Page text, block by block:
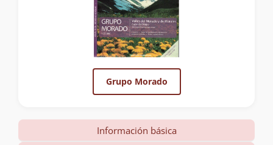
Grupo Morado
Información básica